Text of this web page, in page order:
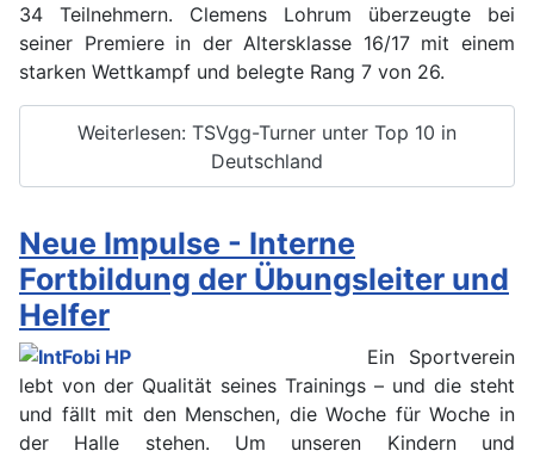
34 Teilnehmern. Clemens Lohrum überzeugte bei
seiner Premiere in der Altersklasse 16/17 mit einem
starken Wettkampf und belegte Rang 7 von 26.
Weiterlesen: TSVgg-Turner unter Top 10 in
Deutschland
Neue Impulse - Interne
Fortbildung der Übungsleiter und
Helfer
Ein Sportverein
lebt von der Qualität seines Trainings – und die steht
und fällt mit den Menschen, die Woche für Woche in
der Halle stehen. Um unseren Kindern und